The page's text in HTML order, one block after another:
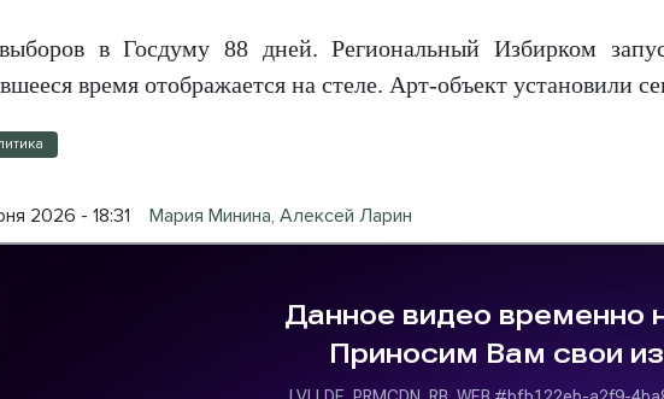
в Госдуму 88 дней. Региональный Избирком
время отображается на стеле. Арт-объект установили
2026 - 18:31 Мария Минина, Алексей Ларин